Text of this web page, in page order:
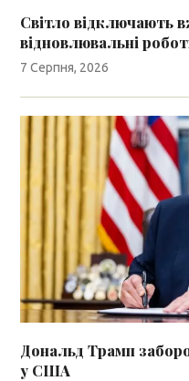
Світло відключають
відновлювальні
7 Серпня, 2026
Дональд Трамп
у США